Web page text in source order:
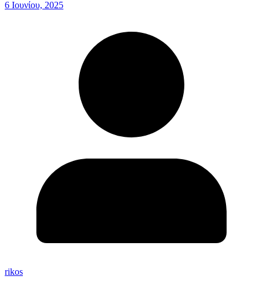
6 Ιουνίου, 2025
rikos